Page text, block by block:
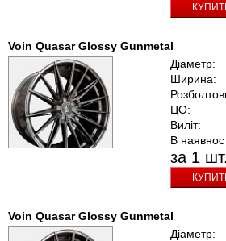
Voin Quasar Glossy Gunmetal
Діаметр:
Ширина:
ЦО:
Виліт:
В
за 1 шт.
Voin Quasar Glossy Gunmetal
Діаметр: